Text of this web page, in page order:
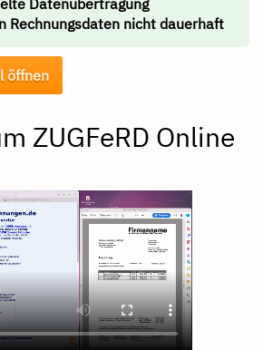
Rechnungsdaten nicht dauerhaft
öffnen
ZUGFeRD Online